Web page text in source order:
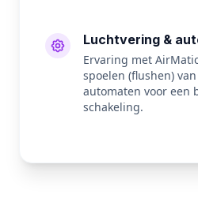
Luchtvering &
Ervaring met
spoelen (flushen) van
automaten voor een
schakeling.